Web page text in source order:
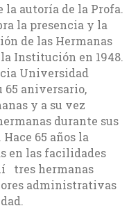
la autoría de la Profa.
la presencia y la
de las Hermanas
Institución en 1948.
Universidad
65 aniversario,
y a su vez
durante sus
65 años la
en las facilidades
tres hermanas
administrativas